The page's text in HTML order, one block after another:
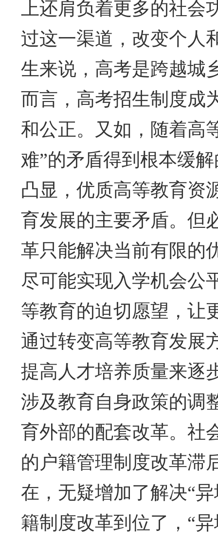
上还肩负着更多的社
过这一渠道，改变个人
生来说，高考是跨越城
而言，高考招生制度成
和公正。又如，随着高
难”的矛盾得到根本缓
凸显，优质高等教育资
育发展的主要矛盾。但
革只能解决当前有限的
尽可能实现入学机会公
等教育的迫切愿望，让
通过转变高等教育发展
提高人才培养质量来逐
涉及教育自身政策的调
育外部的配套改革。社
的户籍管理制度改革滞
在，无疑增加了解决“
籍制度改革到位了，“